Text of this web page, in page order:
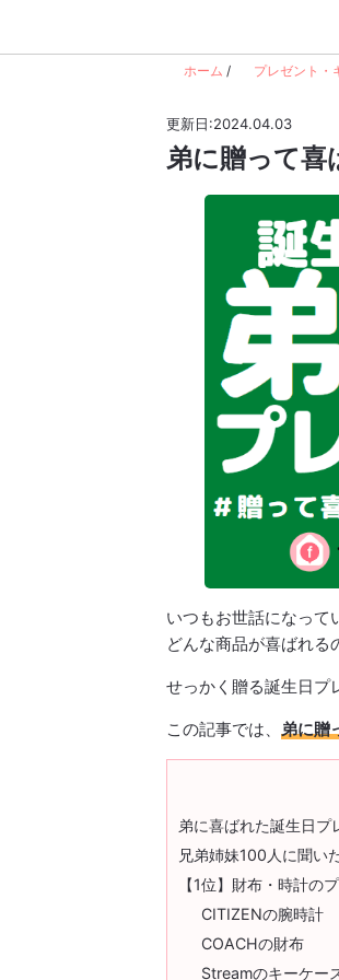
ホーム / プレゼント・
更新日:2024.04.03
弟に贈って
いつもお世話になって
どんな商品が喜ばれる
せっかく贈る誕生日プ
この記事では、 弟に贈
弟に喜ばれた誕生日プ
兄弟姉妹100人に聞い
【1位】財布・時計の
CITIZENの腕時計
COACHの財布
Streamのキーケー